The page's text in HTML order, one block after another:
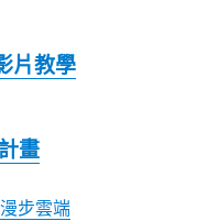
片教學
畫
步雲端